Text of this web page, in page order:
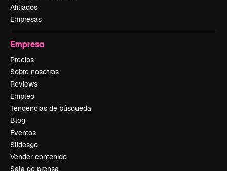
Afiliados
Empresas
Empresa
Precios
Sobre nosotros
Reviews
Empleo
Tendencias de búsqueda
Blog
Eventos
Slidesgo
Vender contenido
Sala de prensa